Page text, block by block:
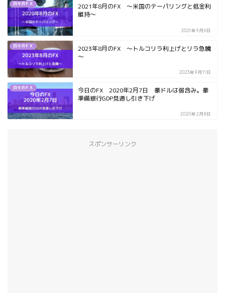
日々のＦＸ
2021年8月のFX ～米国のテーパリングと低金利
維持～
2021年9月6日
日々のＦＸ
2023年8月のFX ～トルコリラ利上げとリラ急騰
～
2023年9月11日
日々のＦＸ
今日のFX 2020年2月7日 豪ドルは弱含み。豪
準備銀行GDP見通し引き下げ
2020年2月8日
スポンサーリンク